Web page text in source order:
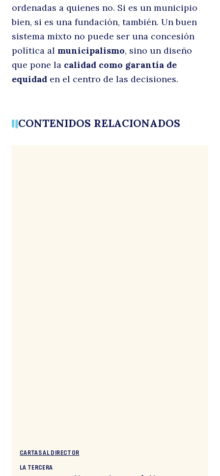
ordenadas a quienes no. Si es un municipio
bien, si es una fundación, también. Un buen
sistema mixto no puede ser una concesión
política al municipalismo, sino un diseño
que pone la calidad como garantía de
equidad en el centro de las decisiones.
CONTENIDOS RELACIONADOS
CARTAS AL DIRECTOR
LA TERCERA